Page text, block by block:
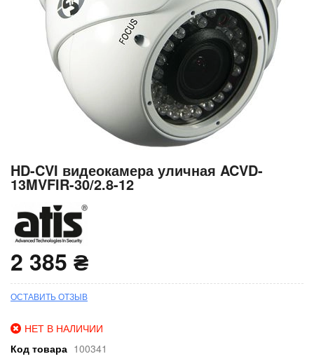
Перейти
началу
изображений
HD-CVI видеокамера уличная ACVD-
13MVFIR-30/2.8-12
2 385 ₴
ОСТАВИТЬ ОТЗЫВ
НЕТ В НАЛИЧИИ
Код товара 100341